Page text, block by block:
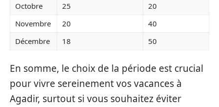
Octobre
25
20
Novembre
20
40
Décembre
18 50
En somme, le choix de la période est crucial
pour vivre sereinement vos vacances à
Agadir, surtout si vous souhaitez éviter